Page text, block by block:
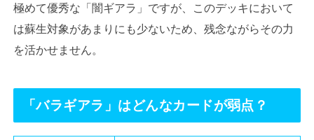
極めて優秀な「闇ギアラ」ですが、このデッキにおいて
は蘇生対象があまりにも少ないため、残念ながらその力
を活かせません。
「バラギアラ」はどんなカードが弱点？